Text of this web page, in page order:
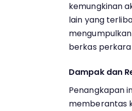
kemungkinan
lain yang
berkas
Dampak dan
Penangkapan
memberantas